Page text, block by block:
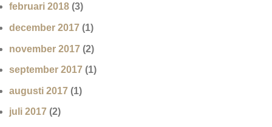
februari 2018 (3)
december 2017 (1)
november 2017 (2)
september 2017 (1)
augusti 2017 (1)
juli 2017 (2)